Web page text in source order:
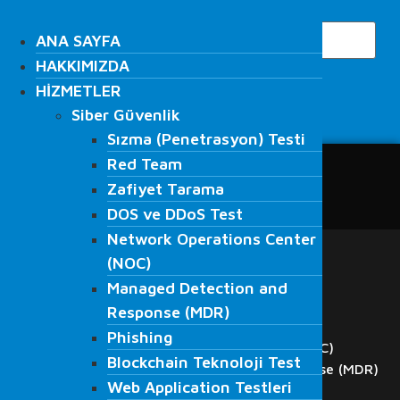
ANA SAYFA
HAKKIMIZDA
HİZMETLER
Siber Güvenlik
Sızma (Penetrasyon) Testi
Red Team
Zafiyet Tarama
DOS ve DDoS Test
Network Operations Center (NOC)
Managed Detection and Response (MDR)
Phishing
ANA SAYFA
HAKKIMIZDA
HİZMETLER
Siber Güvenlik
Sızma (Penetrasyon) Testi
Red Team
Zafiyet Tarama
DOS ve DDoS Test
Network Operations Center
(NOC)
Managed Detection and
Response (MDR)
Phishing
Blockchain Teknoloji Test
Web Application Testleri
ANA SAYFA
HAKKIMIZDA
HİZMETLER
Siber Güvenlik
Sızma (Penetrasyon) Testi
Red Team
Zafiyet Tarama
DOS ve DDoS Test
Network Operations Center
(NOC)
Managed Detection and
Response (MDR)
Phishing
Blockchain Teknoloji Test
Web Application Testleri